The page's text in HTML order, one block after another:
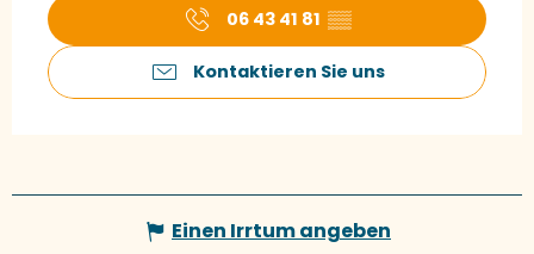
06 43 41 81 ▒▒
Kontaktieren Sie uns
Einen Irrtum angeben